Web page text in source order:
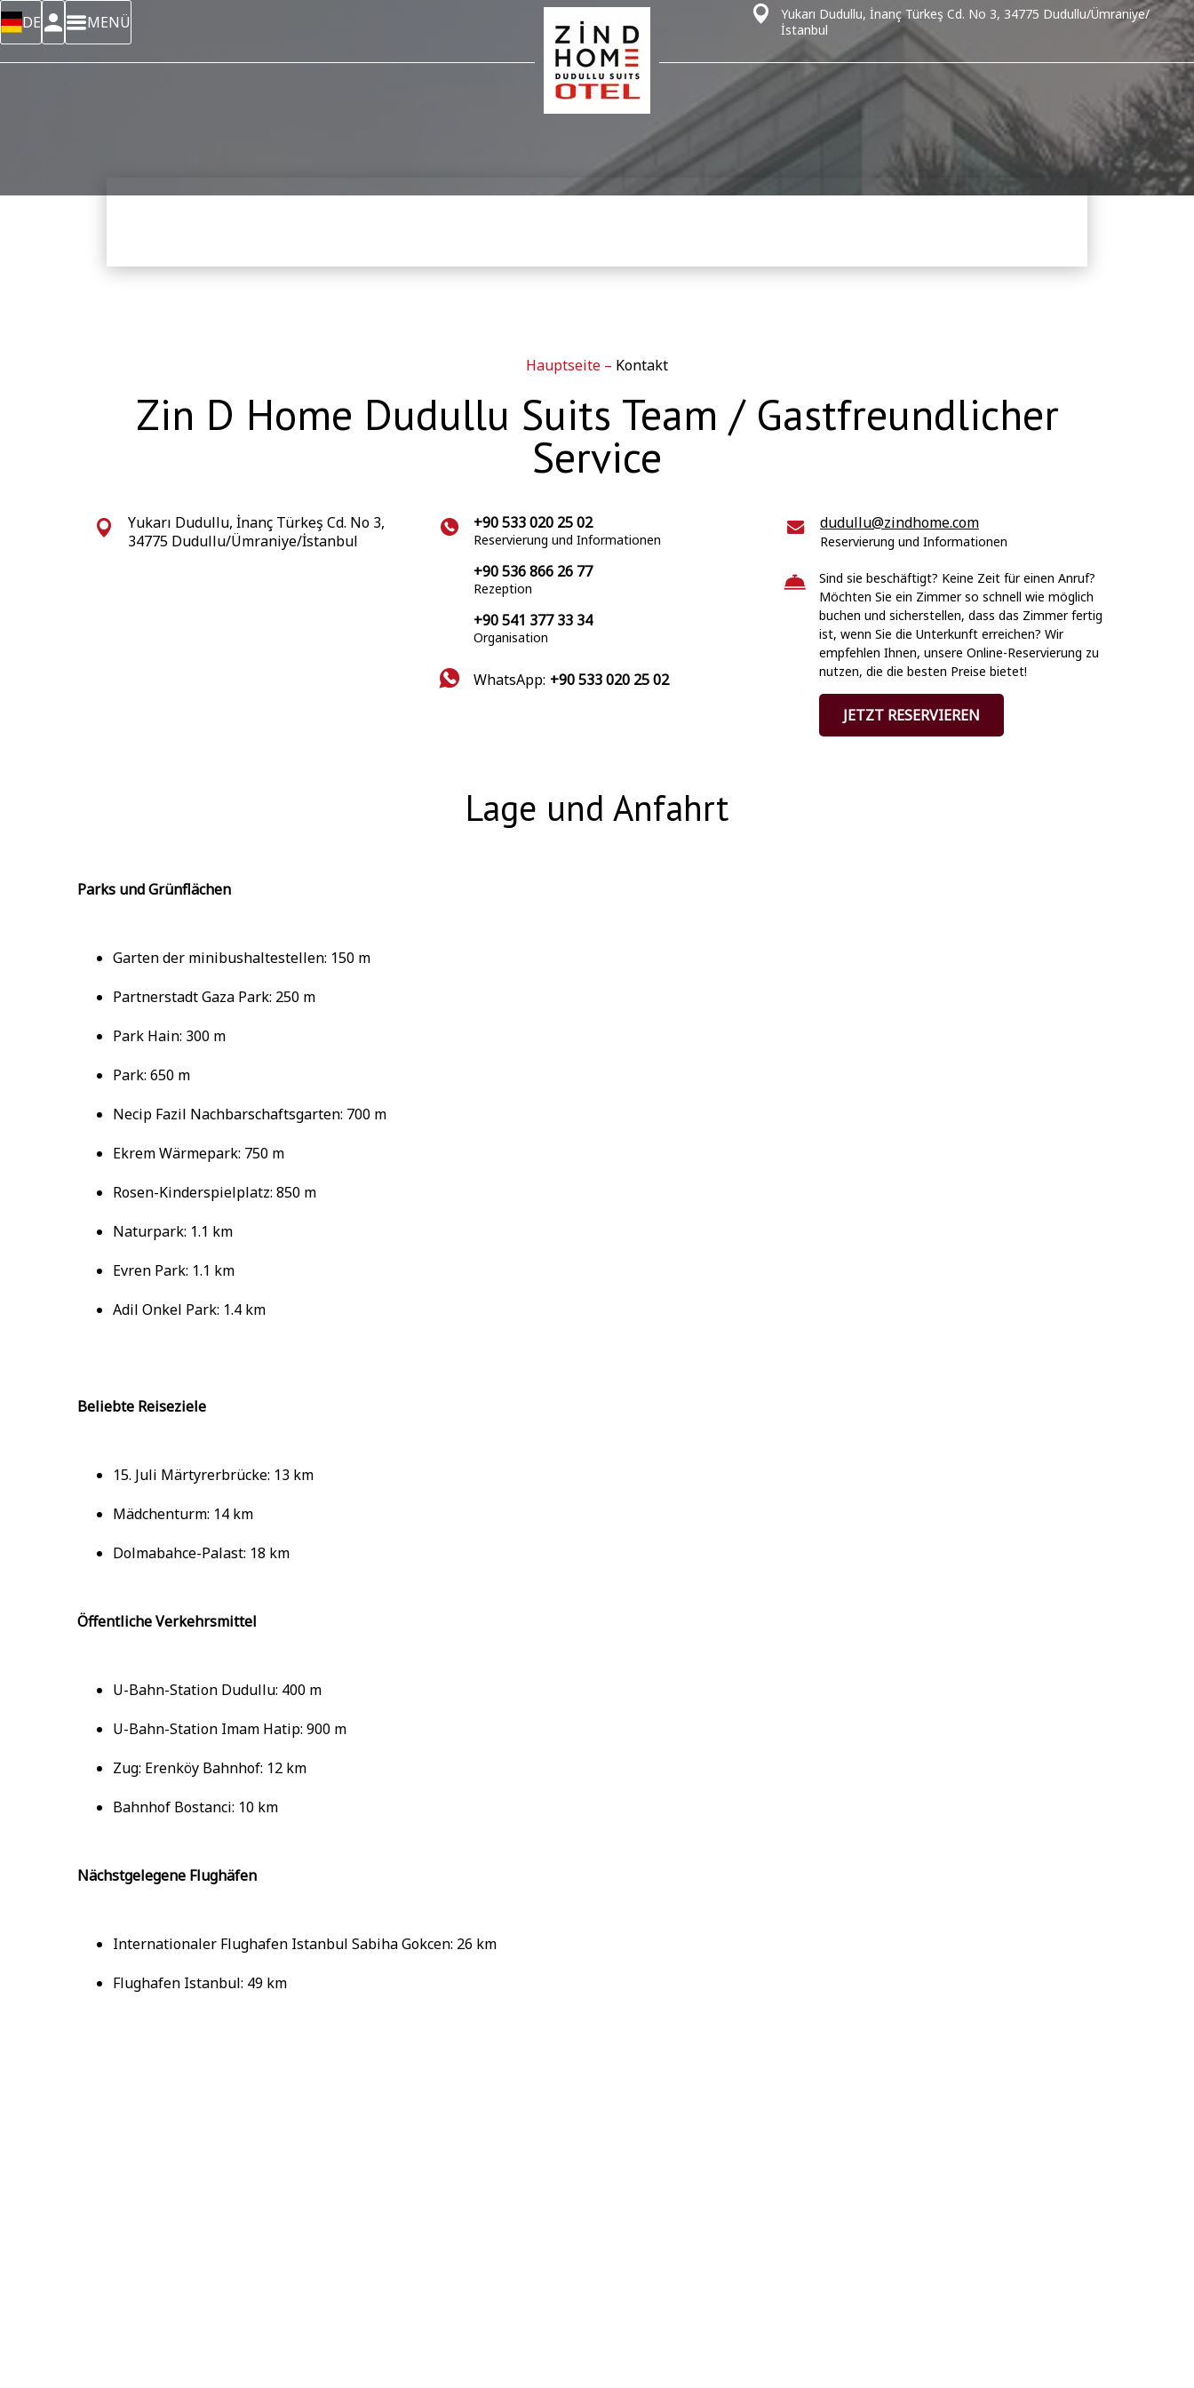
DE MENÜ
Yukarı Dudullu, İnanç Türkeş Cd. No 3, 34775 Dudullu/Ümraniye/
İstanbul
Hauptseite – Kontakt
Zin D Home Dudullu Suits Team / Gastfreundlicher
Service
Yukarı Dudullu, İnanç Türkeş Cd. No 3,
34775 Dudullu/Ümraniye/İstanbul
+90 533 020 25 02
Reservierung und Informationen
+90 536 866 26 77
Rezeption
+90 541 377 33 34
Organisation
WhatsApp: +90 533 020 25 02
dudullu@zindhome.com
Reservierung und Informationen
Sind sie beschäftigt? Keine Zeit für einen Anruf?
Möchten Sie ein Zimmer so schnell wie möglich
buchen und sicherstellen, dass das Zimmer fertig
ist, wenn Sie die Unterkunft erreichen? Wir
empfehlen Ihnen, unsere Online-Reservierung zu
nutzen, die die besten Preise bietet!
JETZT RESERVIEREN
Lage und Anfahrt
Parks und Grünflächen
Garten der minibushaltestellen: 150 m
Partnerstadt Gaza Park: 250 m
Park Hain: 300 m
Park: 650 m
Necip Fazil Nachbarschaftsgarten: 700 m
Ekrem Wärmepark: 750 m
Rosen-Kinderspielplatz: 850 m
Naturpark: 1.1 km
Evren Park: 1.1 km
Adil Onkel Park: 1.4 km
Beliebte Reiseziele
15. Juli Märtyrerbrücke: 13 km
Mädchenturm: 14 km
Dolmabahce-Palast: 18 km
Öffentliche Verkehrsmittel
U-Bahn-Station Dudullu: 400 m
U-Bahn-Station Imam Hatip: 900 m
Zug: Erenköy Bahnhof: 12 km
Bahnhof Bostanci: 10 km
Nächstgelegene Flughäfen
Internationaler Flughafen Istanbul Sabiha Gokcen: 26 km
Flughafen Istanbul: 49 km